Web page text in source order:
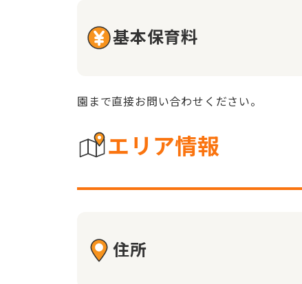
基本保育料
園まで直接お問い合わせください。
エリア情報
住所